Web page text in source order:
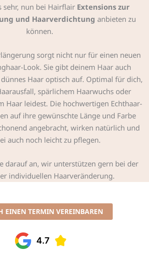
sehr, nun bei Hairflair Extensions zur
und Haarverdichtung anbieten zu
können.
sorgt nicht nur für einen neuen
Look. Sie gibt deinem Haar auch
Haar optisch auf. Optimal für dich,
spärlichem Haarwuchs oder
Haar leidest. Die hochwertigen Echthaar-
auf ihre gewünschte Länge und Farbe
angebracht, wirken natürlich und
auch noch leicht zu pflegen.
darauf an, wir unterstützen gern bei der
individuellen Haarveränderung.
EINEN TERMIN VEREINBAREN